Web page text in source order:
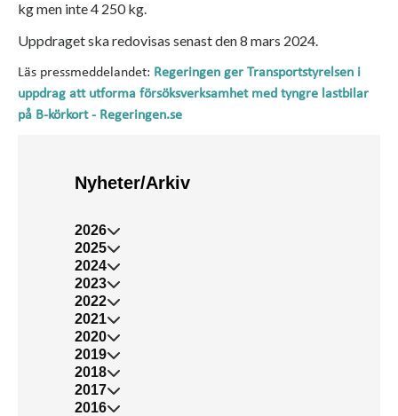
kg men inte 4 250 kg.
Uppdraget ska redovisas senast den 8 mars 2024.
Läs pressmeddelandet: Regeringen ger Transportstyrelsen i
uppdrag att utforma försöksverksamhet med tyngre lastbilar
på B-körkort - Regeringen.se
Nyheter/Arkiv
2026
2025
2024
2023
2022
2021
2020
2019
2018
2017
2016